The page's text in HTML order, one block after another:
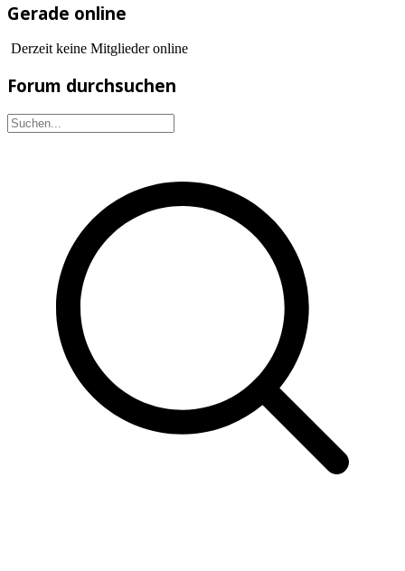
Gerade online
Derzeit keine Mitglieder online
Forum durchsuchen